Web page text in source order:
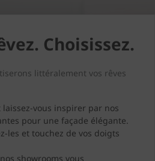
Choisissez.
littéralement vos rêves
laissez-vous inspirer par nos
pour une façade élégante.
les et touchez de vos doigts
showrooms vous